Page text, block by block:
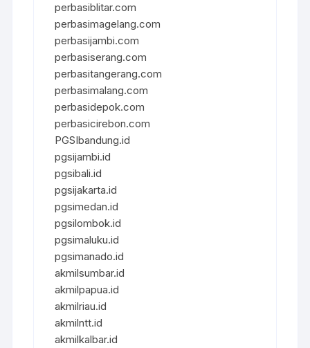
perbasiblitar.com
perbasimagelang.com
perbasijambi.com
perbasiserang.com
perbasitangerang.com
perbasimalang.com
perbasidepok.com
perbasicirebon.com
PGSIbandung.id
pgsijambi.id
pgsibali.id
pgsijakarta.id
pgsimedan.id
pgsilombok.id
pgsimaluku.id
pgsimanado.id
akmilsumbar.id
akmilpapua.id
akmilriau.id
akmilntt.id
akmilkalbar.id